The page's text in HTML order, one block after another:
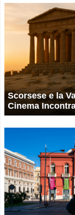
Scorsese e la
Cinema